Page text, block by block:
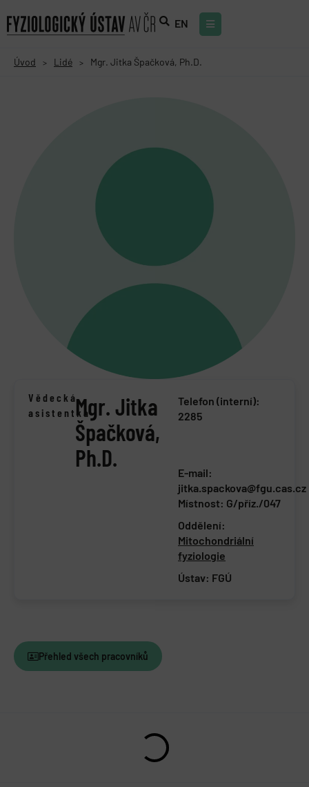
EN
Úvod > Lidé > Mgr. Jitka Špačková, Ph.D.
Vědecká
asistentkaMgr. Jitka
Špačková,
Ph.D.
Telefon (interní):
2285
E-mail:
jitka.spackova@fgu.cas.cz
Místnost: G/příz./047
Oddělení:
Mitochondriální
fyziologie
Ústav: FGÚ
Přehled všech pracovníků